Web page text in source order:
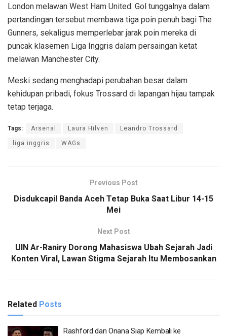
London melawan West Ham United. Gol tunggalnya dalam
pertandingan tersebut membawa tiga poin penuh bagi The
Gunners, sekaligus memperlebar jarak poin mereka di
puncak klasemen Liga Inggris dalam persaingan ketat
melawan Manchester City.
Meski sedang menghadapi perubahan besar dalam
kehidupan pribadi, fokus Trossard di lapangan hijau tampak
tetap terjaga.
Tags: Arsenal Laura Hilven Leandro Trossard
liga inggris WAGs
Previous Post
Disdukcapil Banda Aceh Tetap Buka Saat Libur 14-15
Mei
Next Post
UIN Ar-Raniry Dorong Mahasiswa Ubah Sejarah Jadi
Konten Viral, Lawan Stigma Sejarah Itu Membosankan
Related Posts
Rashford dan Onana Siap Kembali ke